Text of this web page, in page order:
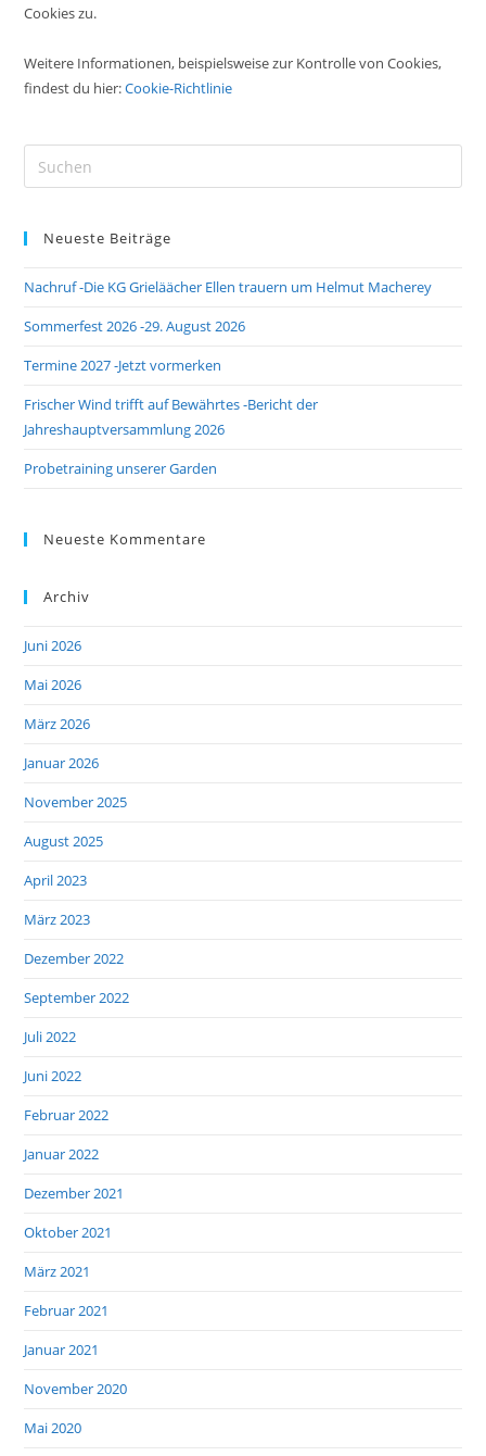
Cookies zu.
Weitere Informationen, beispielsweise zur Kontrolle von Cookies,
findest du hier:Cookie-Richtlinie
Neueste Beiträge
Nachruf -Die KG Grieläächer Ellen trauern um Helmut Macherey
Sommerfest 2026 -29. August 2026
Termine 2027 -Jetzt vormerken
Frischer Wind trifft auf Bewährtes -Bericht der
Jahreshauptversammlung 2026
Probetraining unserer Garden
Neueste Kommentare
Archiv
Juni 2026
Mai 2026
März 2026
Januar 2026
November 2025
August 2025
April 2023
März 2023
Dezember 2022
September 2022
Juli 2022
Juni 2022
Februar 2022
Januar 2022
Dezember 2021
Oktober 2021
März 2021
Februar 2021
Januar 2021
November 2020
Mai 2020